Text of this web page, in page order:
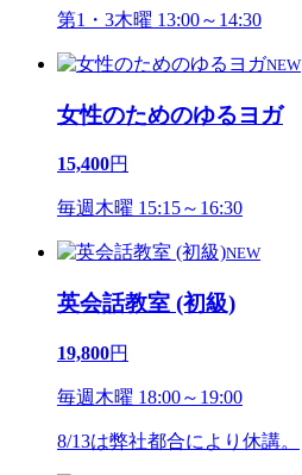
第1・3木曜 13:00～14:30
NEW
女性のためのゆるヨガ
15,400円
毎週木曜 15:15～16:30
NEW
英会話教室 (初級)
19,800円
毎週木曜 18:00～19:00
8/13は弊社都合により休講。